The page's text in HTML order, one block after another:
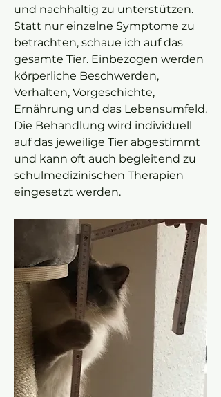
und nachhaltig zu unterstützen.
Statt nur einzelne Symptome zu
betrachten, schaue ich auf das
gesamte Tier. Einbezogen werden
körperliche Beschwerden,
Verhalten, Vorgeschichte,
Ernährung und das Lebensumfeld.
Die Behandlung wird individuell
auf das jeweilige Tier abgestimmt
und kann oft auch begleitend zu
schulmedizinischen Therapien
eingesetzt werden.